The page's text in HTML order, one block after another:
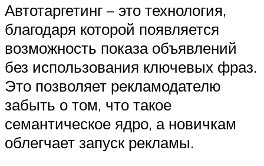
Автотаргетинг – это технология,
благодаря которой появляется
возможность показа объявлений
без использования ключевых фраз.
Это позволяет рекламодателю
забыть о том, что такое
семантическое ядро, а новичкам
облегчает запуск рекламы.